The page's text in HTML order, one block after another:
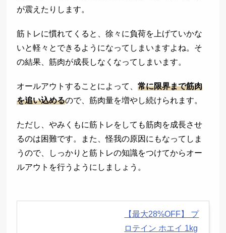
が震えたりします。
筋トレに慣れてくると、徐々に負荷を上げていかな
いと軽々とできるようになってしまいますよね。そ
の結果、筋肉が成長しなくなってしまいます。
オールアウトすることによって、常に限界まで筋肉
を追い込めるので、筋肉量を増やし続けられます。
ただし、やみくもに筋トレをしても筋肉を成長させ
るのは困難です。また、怪我の原因にもなってしま
うので、しっかりと筋トレの知識をつけてからオー
ルアウトを行うようにしましょう。
【最大28%OFF】 プ
ロテイン ホエイ 1kg